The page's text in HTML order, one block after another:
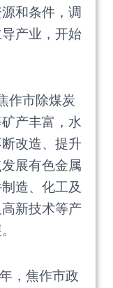
和条件，调
产业，开始
作市除煤炭
产丰富，水
改造、提升
展有色金属
造、化工及
新技术等产
，焦作市政